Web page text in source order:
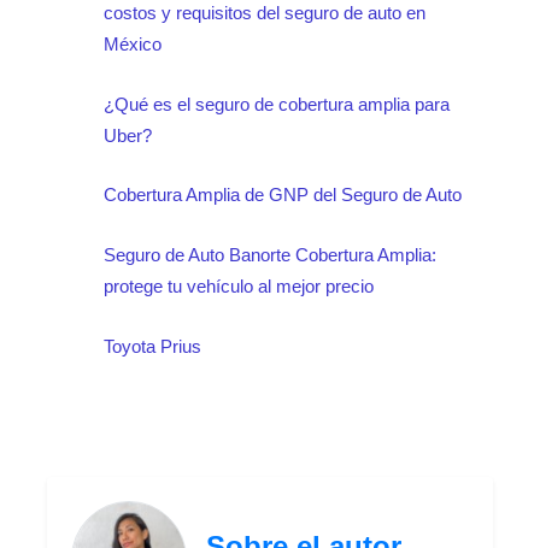
costos y requisitos del seguro de auto en
México
¿Qué es el seguro de cobertura amplia para
Uber?
Cobertura Amplia de GNP del Seguro de Auto
Seguro de Auto Banorte Cobertura Amplia:
protege tu vehículo al mejor precio
Toyota Prius